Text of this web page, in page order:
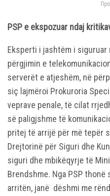
PSP e ekspozuar ndaj
Eksperti i jashtëm i
përgjimin e
serverët e atjeshëm, në
siç lajmëroi Prokuroria
veprave penale, të cilat
së paligjshme të
pritej të arrijë për më tepër
Drejtorinë për Siguri dhe
siguri dhe mbikëqyrje të
Brendshme. Nga PSP
arritën, janë dëshmi me